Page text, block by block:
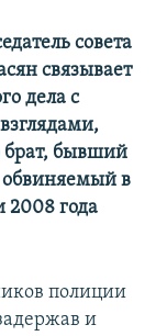
совета
связывает
дела с
брат, бывший
обвиняемый в
2008 года
полиции
и